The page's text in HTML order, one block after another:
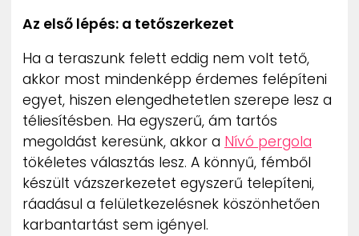
Az első lépés: a tetőszerkezet
Ha a teraszunk felett eddig nem volt tető,
akkor most mindenképp érdemes felépíteni
egyet, hiszen elengedhetetlen szerepe lesz a
téliesítésben. Ha egyszerű, ám tartós
megoldást keresünk, akkor a Nívó pergola
tökéletes választás lesz. A könnyű, fémből
készült vázszerkezetet egyszerű telepíteni,
ráadásul a felületkezelésnek köszönhetően
karbantartást sem igényel.